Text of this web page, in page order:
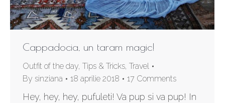
Cappadocia, un taram magic!
Outfit of the day, Tips & Tricks, Travel
By sinziana 18 aprilie 2018 17 Comments
Hey, hey, hey, pufuleti! Va pup si va pup! In